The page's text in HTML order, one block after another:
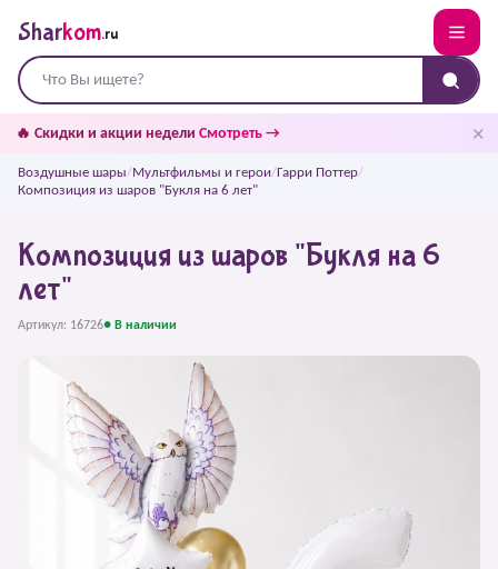
Sharkom.ru
🔥 Скидки и акции недели Смотреть → ✕
Воздушные шары/Мультфильмы и герои/Гарри Поттер/
Композиция из шаров "Букля на 6 лет"
Композиция из шаров "Букля на 6
лет"
Артикул: 16726● В наличии